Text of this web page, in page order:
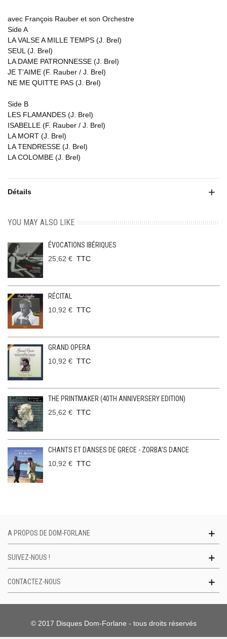
avec François Rauber et son Orchestre
Side A
LA VALSE A MILLE TEMPS (J. Brel)
SEUL (J. Brel)
LA DAME PATRONNESSE (J. Brel)
JE T’AIME (F. Rauber / J. Brel)
NE ME QUITTE PAS (J. Brel)
Side B
LES FLAMANDES (J. Brel)
ISABELLE (F. Rauber / J. Brel)
LA MORT (J. Brel)
LA TENDRESSE (J. Brel)
LA COLOMBE (J. Brel)
Détails
YOU MAY ALSO LIKE
ÉVOCATIONS IBÉRIQUES
25,62 € TTC
RÉCITAL
10,92 € TTC
GRAND OPERA
10,92 € TTC
THE PRINTMAKER (40TH ANNIVERSERY EDITION)
25,62 € TTC
CHANTS ET DANSES DE GRECE - ZORBA’S DANCE
10,92 € TTC
A PROPOS DE DOM-FORLANE
SUIVEZ-NOUS !
CONTACTEZ-NOUS
© 2017 Disques Dom-Forlane - tous droits réservés